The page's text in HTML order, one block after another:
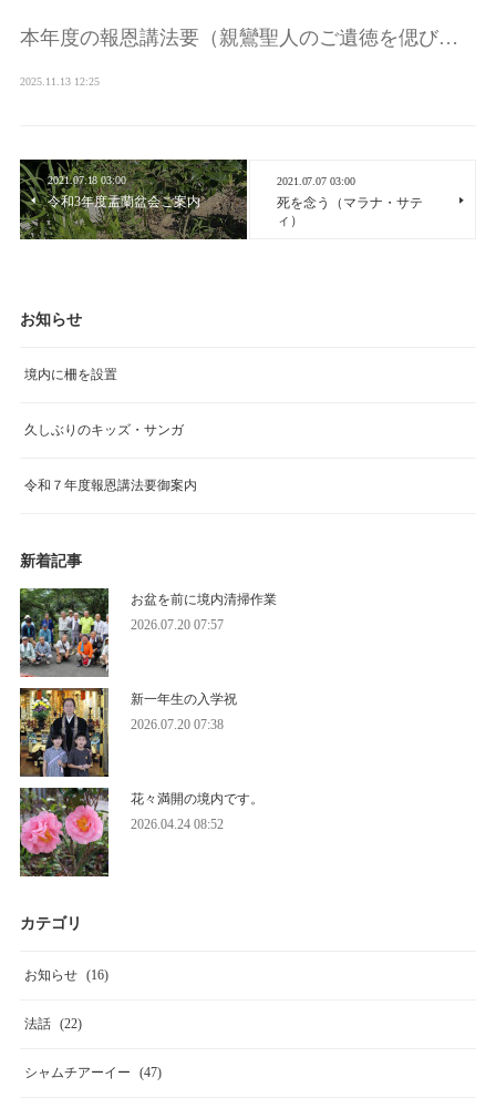
本年度の報恩講法要（親鸞聖人のご遺徳を偲び…
2025.11.13 12:25
2021.07.18 03:00
令和3年度盂蘭盆会ご案内
2021.07.07 03:00
死を念う（マラナ・サテ
ィ）
お知らせ
境内に柵を設置
久しぶりのキッズ・サンガ
令和７年度報恩講法要御案内
新着記事
お盆を前に境内清掃作業
2026.07.20 07:57
新一年生の入学祝
2026.07.20 07:38
花々満開の境内です。
2026.04.24 08:52
カテゴリ
お知らせ (16)
法話 (22)
シャムチアーイー (47)